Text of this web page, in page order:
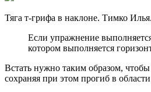
Тяга т-грифа в наклоне. Тимко
Если упражнение
котором выполняется
Встать нужно таким образом,
сохраняя при этом прогиб в